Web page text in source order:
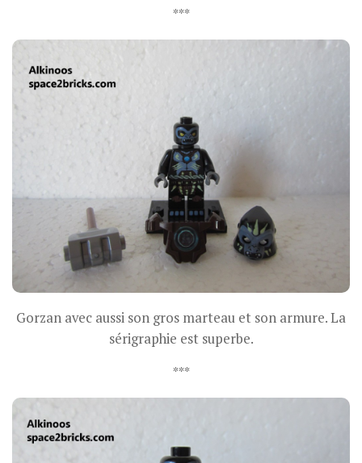
***
Gorzan avec aussi son gros marteau et son armure. La
sérigraphie est superbe.
***